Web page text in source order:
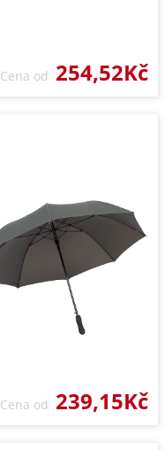
Cena od 254,52Kč
Cena od 239,15Kč